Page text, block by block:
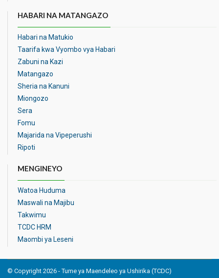
HABARI NA MATANGAZO
Habari na Matukio
Taarifa kwa Vyombo vya Habari
Zabuni na Kazi
Matangazo
Sheria na Kanuni
Miongozo
Sera
Fomu
Majarida na Vipeperushi
Ripoti
MENGINEYO
Watoa Huduma
Maswali na Majibu
Takwimu
TCDC HRM
Maombi ya Leseni
© Copyright 2026 - Tume ya Maendeleo ya Ushirika (TCDC)